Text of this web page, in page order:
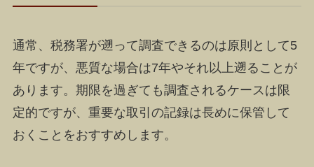
通常、税務署が遡って調査できるのは原則として5
年ですが、悪質な場合は7年やそれ以上遡ることが
あります。期限を過ぎても調査されるケースは限
定的ですが、重要な取引の記録は長めに保管して
おくことをおすすめします。